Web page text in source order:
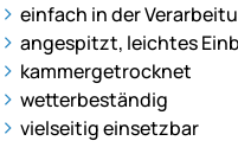
einfach in der
angespitzt, leichtes
kammergetrocknet
wetterbeständig
vielseitig einsetzbar